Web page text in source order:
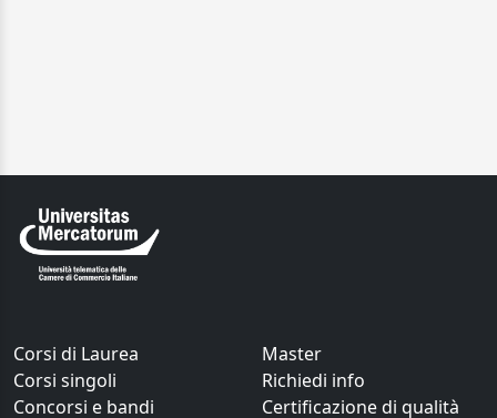
Corsi di Laurea
Master
Corsi singoli
Richiedi info
Concorsi e bandi
Certificazione di qualità